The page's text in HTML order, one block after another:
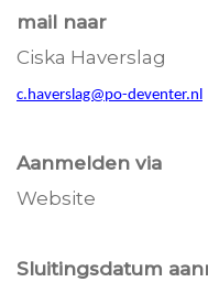
mail naar
Ciska Haverslag
c.haverslag@po-deventer.nl
Aanmelden via
Website
Sluitingsdatum